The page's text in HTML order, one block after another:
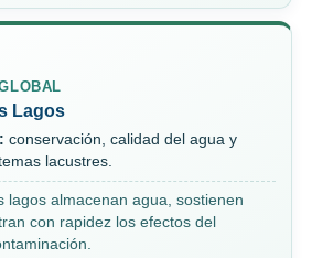
Lagos
conservación, calidad del agua y
lacustres.
lagos almacenan agua, sostienen
con rapidez los efectos del